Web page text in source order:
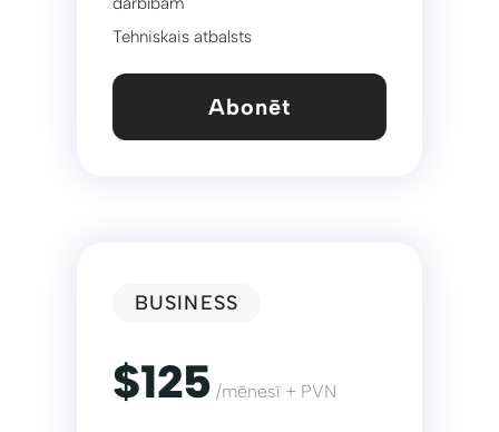
Tehniskais atbalsts
Abonēt
BUSINESS
$125 /mēnesī + PVN